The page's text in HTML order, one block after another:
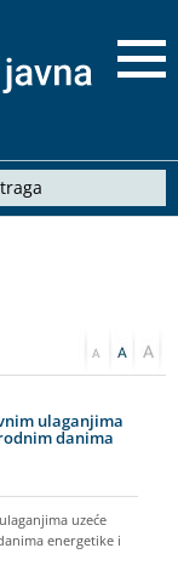
ulaganjima
danima
uzeće
energetike i